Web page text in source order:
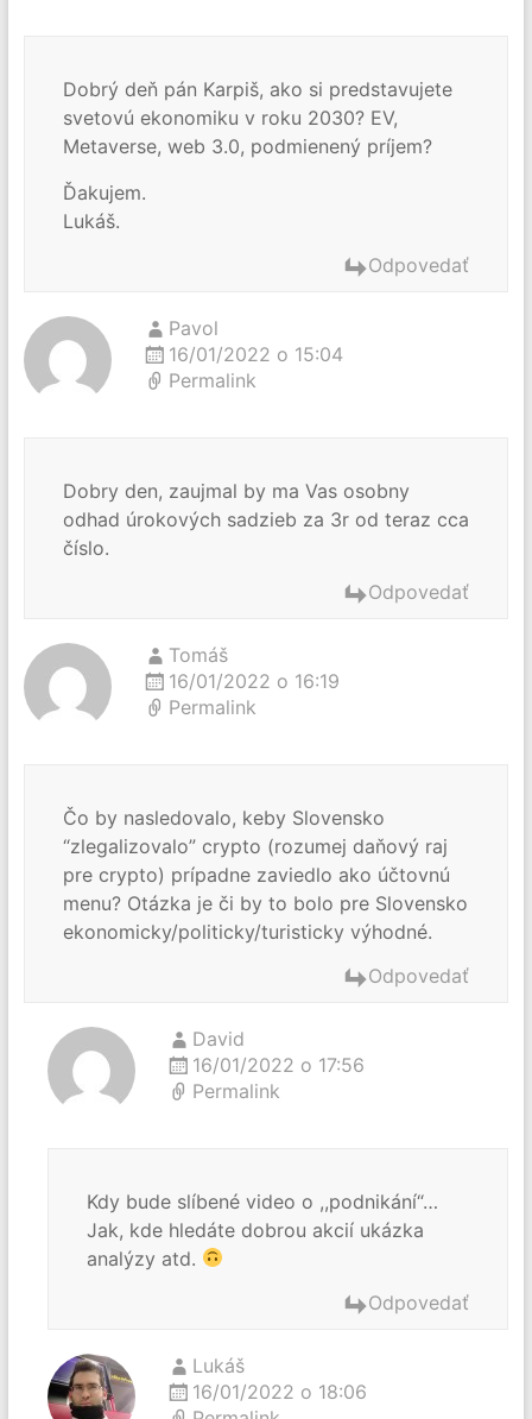
Dobrý deň pán Karpiš, ako si predstavujete
svetovú ekonomiku v roku 2030? EV,
Metaverse, web 3.0, podmienený príjem?
Ďakujem.
Lukáš.
Odpovedať
Pavol
16/01/2022 o 15:04
Permalink
Dobry den, zaujmal by ma Vas osobny
odhad úrokových sadzieb za 3r od teraz cca
číslo.
Odpovedať
Tomáš
16/01/2022 o 16:19
Permalink
Čo by nasledovalo, keby Slovensko
“zlegalizovalo” crypto (rozumej daňový raj
pre crypto) prípadne zaviedlo ako účtovnú
menu? Otázka je či by to bolo pre Slovensko
ekonomicky/politicky/turisticky výhodné.
Odpovedať
David
16/01/2022 o 17:56
Permalink
Kdy bude slíbené video o ,,podnikání“…
Jak, kde hledáte dobrou akcií ukázka
analýzy atd.
Odpovedať
Lukáš
16/01/2022 o 18:06